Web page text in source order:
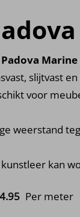
Padova Marine
slijtvast
voor
weerstand
kan
95 Per meter